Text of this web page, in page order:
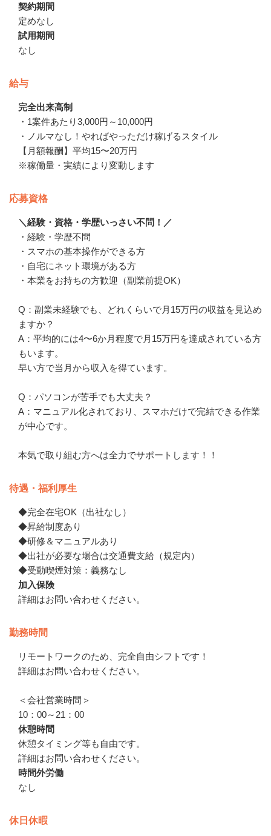
契約期間
定めなし
試用期間
なし
給与
完全出来高制
・1案件あたり3,000円～10,000円
・ノルマなし！やればやっただけ稼げるスタイル
【月額報酬】平均15〜20万円
※稼働量・実績により変動します
応募資格
＼経験・資格・学歴いっさい不問！／
・経験・学歴不問
・スマホの基本操作ができる方
・自宅にネット環境がある方
・本業をお持ちの方歓迎（副業前提OK）
Q：副業未経験でも、どれくらいで月15万円の収益を見込め
ますか？
A：平均的には4〜6か月程度で月15万円を達成されている方
もいます。
早い方で当月から収入を得ています。
Q：パソコンが苦手でも大丈夫？
A：マニュアル化されており、スマホだけで完結できる作業
が中心です。
本気で取り組む方へは全力でサポートします！！
待遇・福利厚生
◆完全在宅OK（出社なし）
◆昇給制度あり
◆研修＆マニュアルあり
◆出社が必要な場合は交通費支給（規定内）
◆受動喫煙対策：義務なし
加入保険
詳細はお問い合わせください。
勤務時間
リモートワークのため、完全自由シフトです！
詳細はお問い合わせください。
＜会社営業時間＞
10：00～21：00
休憩時間
休憩タイミング等も自由です。
詳細はお問い合わせください。
時間外労働
なし
休日休暇